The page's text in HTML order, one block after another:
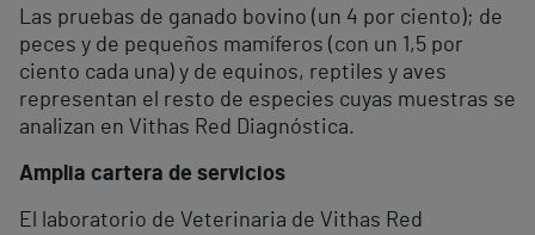
Las pruebas de ganado bovino (un 4 por ciento); de
peces y de pequeños mamíferos (con un 1,5 por
ciento cada una) y de equinos, reptiles y aves
representan el resto de especies cuyas muestras se
analizan en Vithas Red Diagnóstica.
Amplia cartera de servicios
El laboratorio de Veterinaria de Vithas Red